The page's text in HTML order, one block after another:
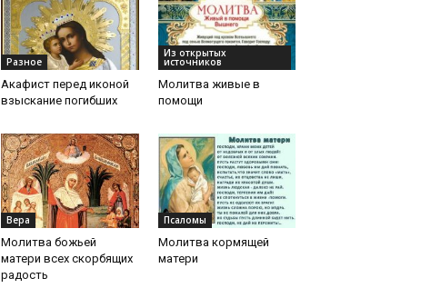
Разное
Акафист перед иконой
взыскание погибших
Из открытых
источников
Молитва живые в
помощи
Вера
Молитва божьей
матери всех скорбящих
радость
Псаломы
Молитва кормящей
матери